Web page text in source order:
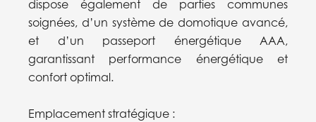
dispose également de parties communes
soignées, d’un système de domotique avancé,
et d’un passeport énergétique AAA,
garantissant performance énergétique et
confort optimal.
Emplacement stratégique :